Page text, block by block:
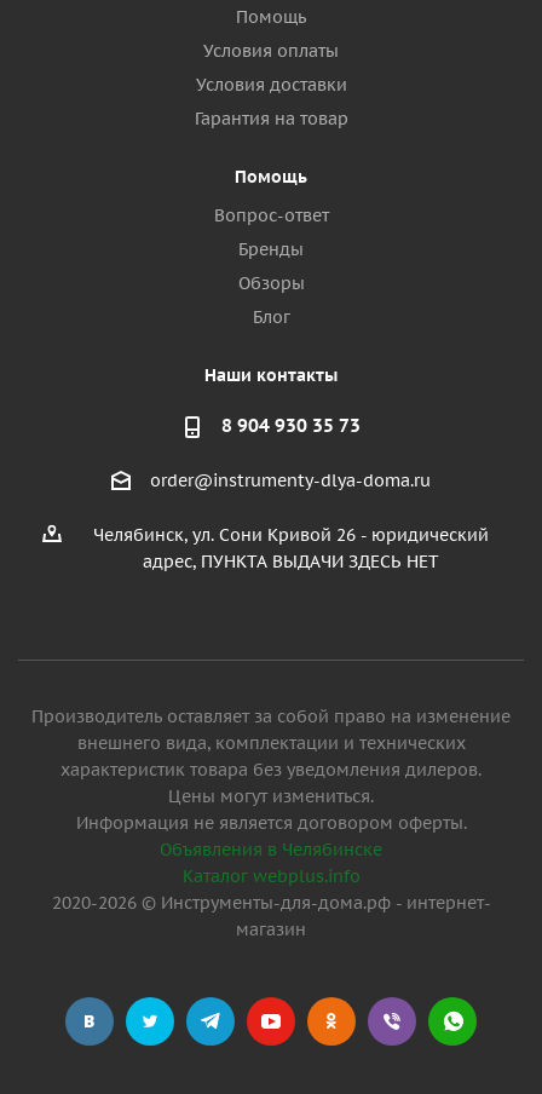
Помощь
Условия оплаты
Условия доставки
Гарантия на товар
Помощь
Вопрос-ответ
Бренды
Обзоры
Блог
Наши контакты
8 904 930 35 73
order@instrumenty-dlya-doma.ru
Челябинск, ул. Сони Кривой 26 - юридический
адрес, ПУНКТА ВЫДАЧИ ЗДЕСЬ НЕТ
Производитель оставляет за собой право на изменение
внешнего вида, комплектации и технических
характеристик товара без уведомления дилеров.
Цены могут измениться.
Информация не является договором оферты.
Объявления в Челябинске
Каталог webplus.info
2020-2026 © Инструменты-для-дома.рф - интернет-
магазин